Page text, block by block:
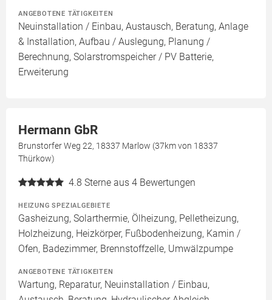
ANGEBOTENE TÄTIGKEITEN
Neuinstallation / Einbau, Austausch, Beratung, Anlage
& Installation, Aufbau / Auslegung, Planung /
Berechnung, Solarstromspeicher / PV Batterie,
Erweiterung
Hermann GbR
Brunstorfer Weg 22, 18337 Marlow (37km von 18337
Thürkow)
4.8 Sterne aus 4 Bewertungen
HEIZUNG SPEZIALGEBIETE
Gasheizung, Solarthermie, Ölheizung, Pelletheizung,
Holzheizung, Heizkörper, Fußbodenheizung, Kamin /
Ofen, Badezimmer, Brennstoffzelle, Umwälzpumpe
ANGEBOTENE TÄTIGKEITEN
Wartung, Reparatur, Neuinstallation / Einbau,